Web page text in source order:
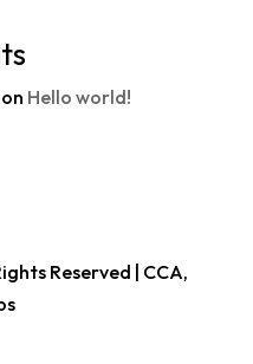
Hello world!
Reserved | CCA,